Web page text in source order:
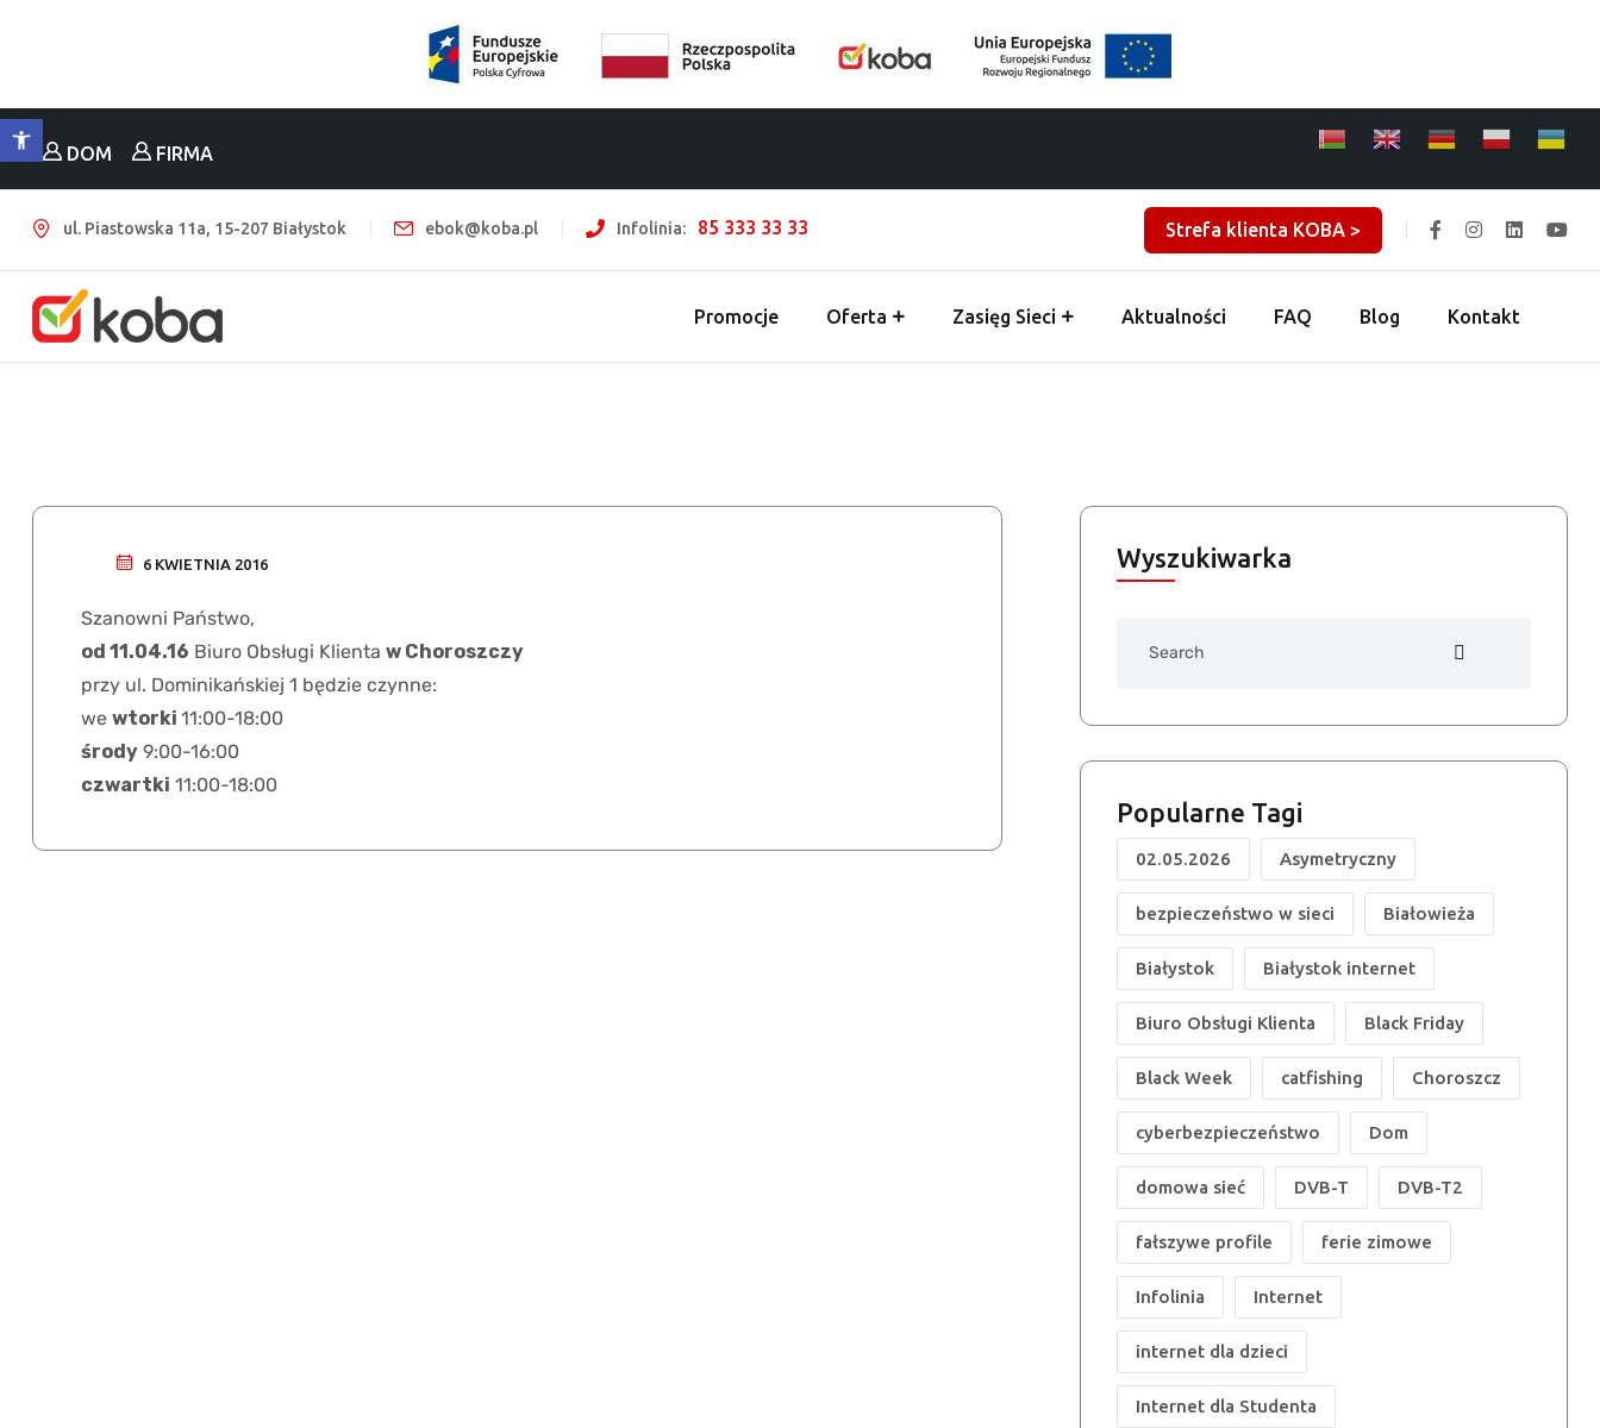
DOM FIRMA
ul. Piastowska 11a, 15-207 Białystok ebok@koba.pl Infolinia: 85 333 33 33 Strefa klienta KOBA >
Promocje Oferta Zasięg Sieci Aktualności FAQ Blog Kontakt
6 KWIETNIA 2016
Szanowni Państwo,
od 11.04.16 Biuro Obsługi Klienta w Choroszczy
przy ul. Dominikańskiej 1 będzie czynne:
we wtorki 11:00-18:00
środy 9:00-16:00
czwartki 11:00-18:00
Wyszukiwarka
Popularne Tagi
02.05.2026 Asymetryczny
bezpieczeństwo w sieci Białowieża
Białystok Białystok internet
Biuro Obsługi Klienta Black Friday
Black Week catfishing Choroszcz
cyberbezpieczeństwo Dom
domowa sieć DVB-T DVB-T2
fałszywe profile ferie zimowe
Infolinia Internet
internet dla dzieci
Internet dla Studenta
Otwórz pasek narzędzi